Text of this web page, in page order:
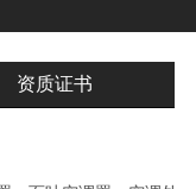
资质证书